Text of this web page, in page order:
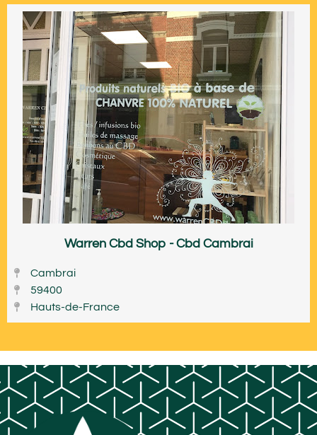
Warren Cbd Shop - Cbd Cambrai
Cambrai
59400
Hauts-de-France